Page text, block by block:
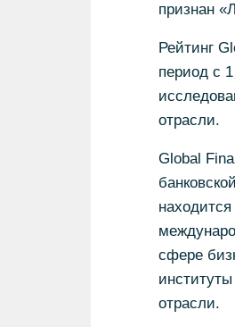
признан
Рейтинг
период с
отрасли.
Global
сфере
отрасли.